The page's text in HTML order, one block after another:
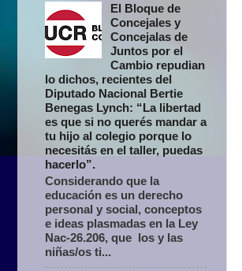
El Bloque de
Concejales y
Concejalas de
Juntos por el
Cambio repudian
lo dichos, recientes del
Diputado Nacional Bertie
Benegas Lynch: “La libertad
es que si no querés mandar a
tu hijo al colegio porque lo
necesitás en el taller, puedas
hacerlo”.
Considerando que la
educación es un derecho
personal y social, conceptos
e ideas plasmadas en la Ley
Nac-26.206, que los y las
niñas/os ti...